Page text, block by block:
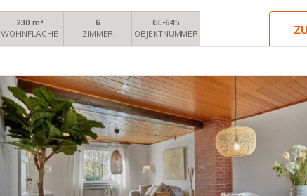
230 m²
WOHNFLÄCHE
6
ZIMMER
GL-645
OBJEKTNUMMER